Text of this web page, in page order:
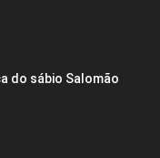
do sábio Salomão